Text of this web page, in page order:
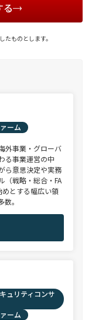
たものとします。
ーム
外事業・グローバ
る事業運営の中
ら意思決定や実務
（戦略・総合・FA
とする幅広い領
。
ュリティコンサ
ーム